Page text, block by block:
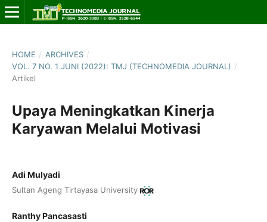
HOME / ARCHIVES /
VOL. 7 NO. 1 JUNI (2022): TMJ (TECHNOMEDIA JOURNAL) /
Artikel
Upaya Meningkatkan Kinerja
Karyawan Melalui Motivasi
Adi Mulyadi
Sultan Ageng Tirtayasa University
Ranthy Pancasasti